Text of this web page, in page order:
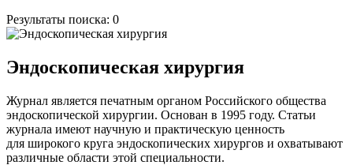
Результаты поиска: 0
Эндоскопическая хирургия
Журнал является печатным органом Российского общества
эндоскопической хирургии. Основан в 1995 году. Статьи
журнала имеют научную и практическую ценность
для широкого круга эндоскопических хирургов и охватывают
различные области этой специальности.